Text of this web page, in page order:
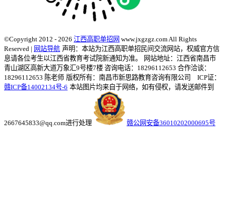
©Copyright 2012 - 2026 江西高职单招网 www.jxgzgz.com All Rights
Reserved | 网站导航 声明：本站为江西高职单招民间交流网站，权威官方信
息请各位考生以江西省教育考试院新通知为准。
网站地址：江西省南昌市
青山湖区高新大道万象汇9号楼7楼 咨询电话：18296112653 合作洽谈：
18296112653 陈老师 版权所有：南昌市新思路教育咨询有限公司 ICP证：
赣ICP备14002134号-6 本站图片均来自于网络，如有侵权，请发送邮件到
2667645833@qq.com进行处理 赣公网安备36010202000695号